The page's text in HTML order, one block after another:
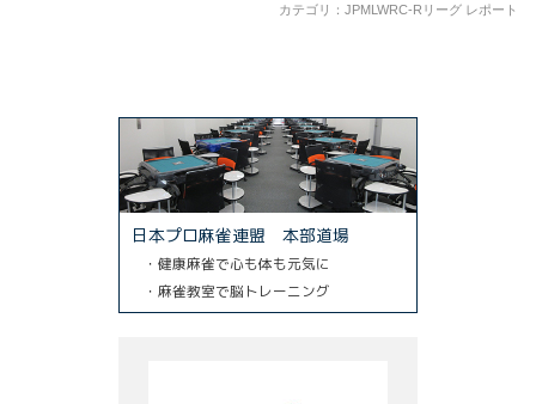
カテゴリ： JPMLWRC-Rリーグ レポート
日本プロ麻雀連盟 本部道場
・健康麻雀で心も体も元気に
・麻雀教室で脳トレーニング